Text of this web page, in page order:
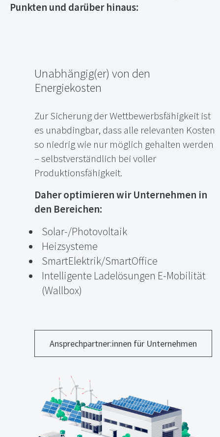
Punkten und darüber hinaus:
Unabhängig(er) von den
Energiekosten
Zur Sicherung der Wettbewerbsfähigkeit ist
es unabdingbar, dass alle relevanten Kosten
so niedrig wie nur möglich gehalten werden
– selbstverständlich bei voller
Produktionsfähigkeit.
Daher optimieren wir Unternehmen in
den Bereichen:
Solar-/Photovoltaik
Heizsysteme
SmartElektrik/SmartOffice
Intelligente Ladelösungen E-Mobilität
(Wallbox)
Ansprechpartner:innen für Unternehmen